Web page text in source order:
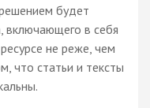
будет
включающего в себя
не реже, чем
что статьи и тексты